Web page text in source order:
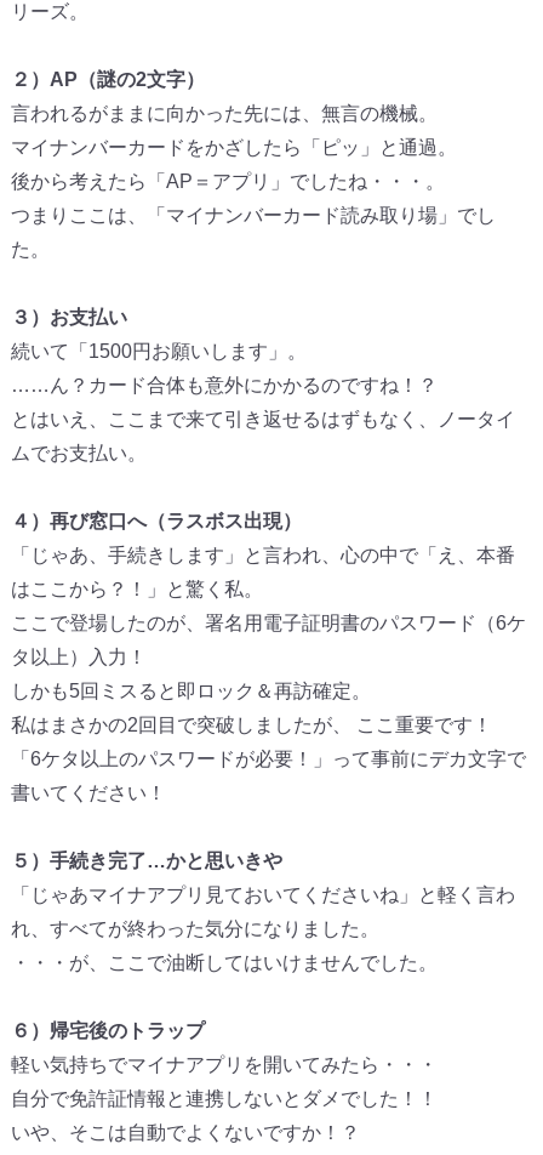
リーズ。
２）AP（謎の2文字）
言われるがままに向かった先には、無言の機械。
マイナンバーカードをかざしたら「ピッ」と通過。
後から考えたら「AP＝アプリ」でしたね・・・。
つまりここは、「マイナンバーカード読み取り場」でし
た。
３）お支払い
続いて「1500円お願いします」。
……ん？カード合体も意外にかかるのですね！？
とはいえ、ここまで来て引き返せるはずもなく、
ノータイ
ムでお支払い。
４）再び窓口へ（ラスボス出現）
「じゃあ、手続きします」と言われ、心の中で「え、 本番
はここから？！」と驚く私。
ここで登場したのが、署名用電子証明書のパスワード（6ケ
タ以上）入力！
しかも5回ミスると即ロック＆再訪確定。
私はまさかの2回目で突破しましたが、 ここ重要です！
「6ケタ以上のパスワードが必要！」
って事前にデカ文字で
書いてください！
５）手続き完了…かと思いきや
「じゃあマイナアプリ見ておいてくださいね」と軽く言わ
れ、 すべてが終わった気分になりました。
・・・が、ここで油断してはいけませんでした。
６）帰宅後のトラップ
軽い気持ちでマイナアプリを開いてみたら・・・
自分で免許証情報と連携しないとダメでした！！
いや、そこは自動でよくないですか！？